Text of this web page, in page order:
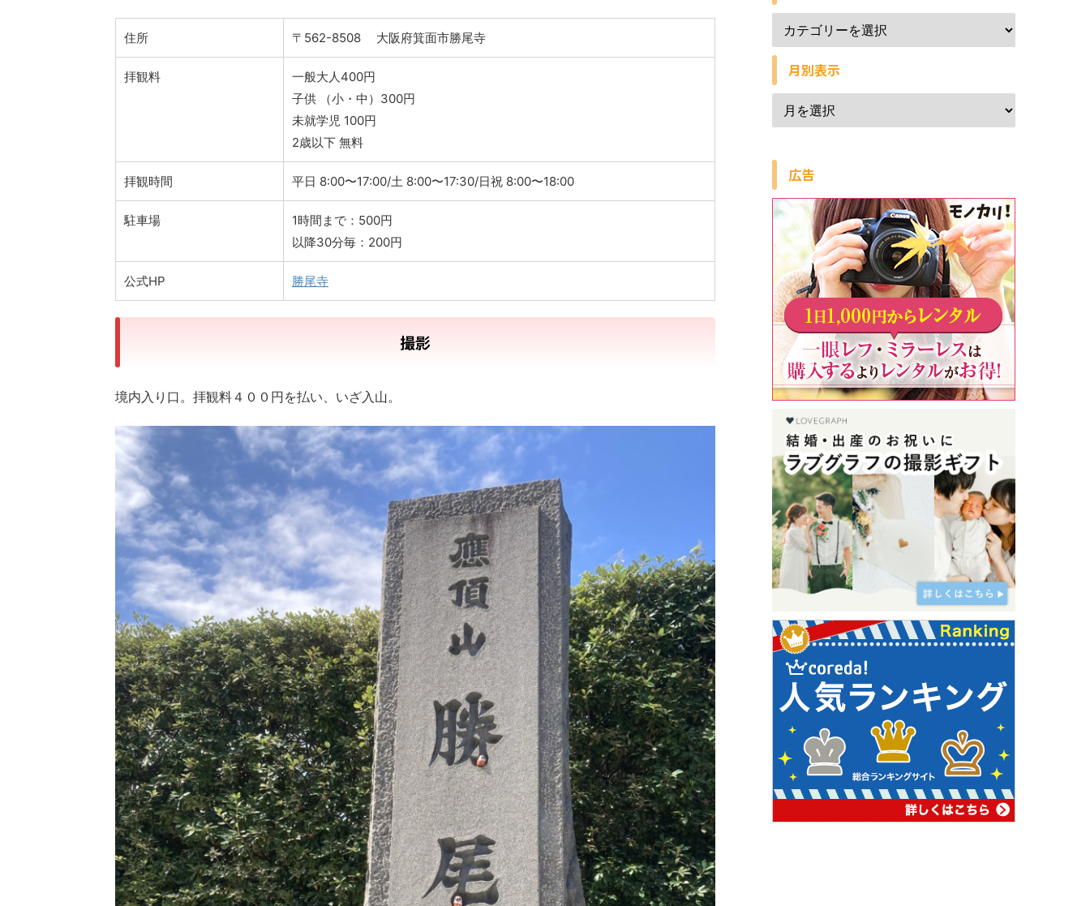
住所 〒562-8508 大阪府箕面市勝尾寺
拝観料
一般大人400円
子供 （小・中）300円
未就学児 100円
2歳以下 無料
拝観時間 平日 8:00〜17:00/土 8:00〜17:30/日祝 8:00〜18:00
駐車場
1時間まで：500円
以降30分毎：200円
公式HP 勝尾寺
撮影
境内入り口。拝観料４００円を払い、いざ入山。
月別表示
広告